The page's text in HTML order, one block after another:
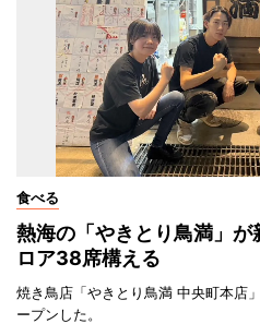
食べる
熱海の「やきとり鳥満」
ロア38席構える
焼き鳥店「やきとり鳥満 中央町本店
ープンした。